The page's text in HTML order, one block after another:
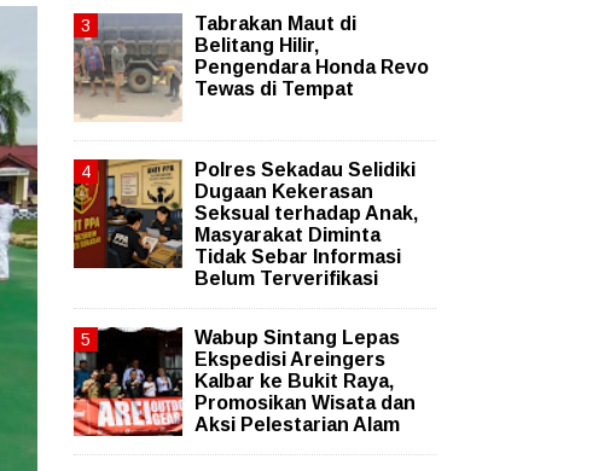
Tabrakan Maut di
Belitang Hilir,
Pengendara Honda Revo
Tewas di Tempat
Polres Sekadau Selidiki
Dugaan Kekerasan
Seksual terhadap Anak,
Masyarakat Diminta
Tidak Sebar Informasi
Belum Terverifikasi
Wabup Sintang Lepas
Ekspedisi Areingers
Kalbar ke Bukit Raya,
Promosikan Wisata dan
Aksi Pelestarian Alam